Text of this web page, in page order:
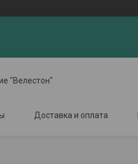
"Велестон"
Доставка и оплата